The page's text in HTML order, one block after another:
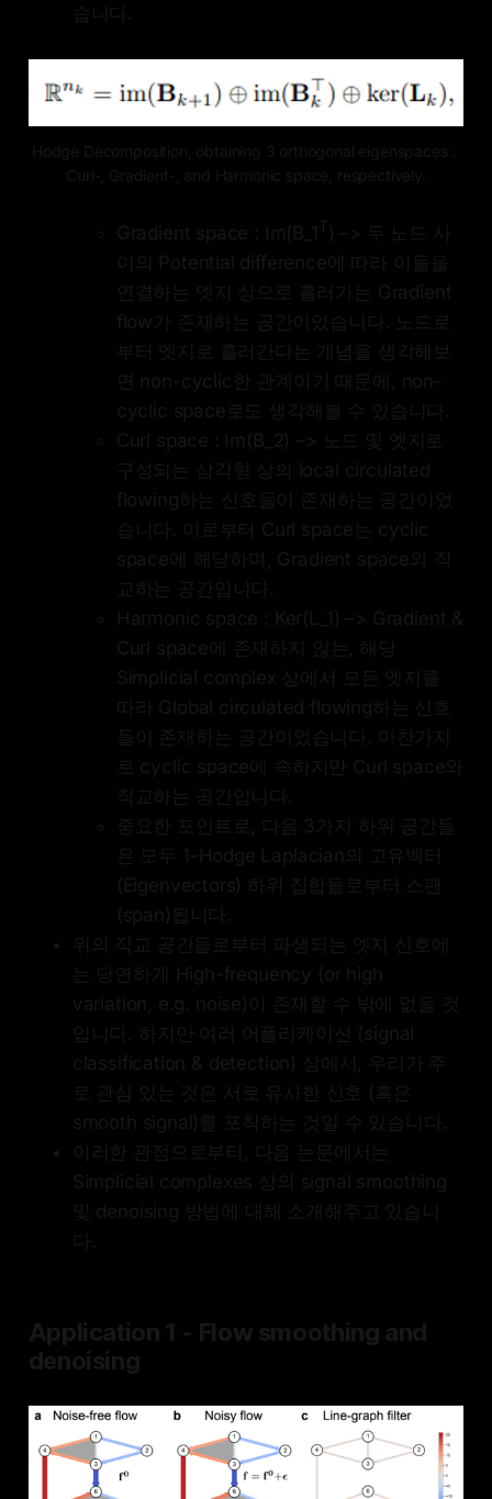
습니다.
Hodge Decomposition, obtaining 3 orthogonal eigenspaces :
Curl-, Gradient-, and Harmonic space, respectively.
Gradient space : Im(B_1 T ) –> 두 노드 사
이의 Potential difference에 따라 이들을
연결하는 엣지 상으로 흘러가는 Gradient
flow가 존재하는 공간이었습니다. 노드로
부터 엣지로 흘러간다는 개념을 생각해보
면 non-cyclic한 관계이기 때문에, non-
cyclic space로도 생각해볼 수 있습니다.
Curl space : Im(B_2) –> 노드 및 엣지로
구성되는 삼각형 상의 local circulated
flowing하는 신호들이 존재하는 공간이었
습니다. 이로부터 Curl space는 cyclic
space에 해당하며, Gradient space와 직
교하는 공간입니다.
Harmonic space : Ker(L_1) –> Gradient &
Curl space에 존재하지 않는, 해당
Simplicial complex 상에서 모든 엣지를
따라 Global circulated flowing하는 신호
들이 존재하는 공간이었습니다. 마찬가지
로 cyclic space에 속하지만 Curl space와
직교하는 공간입니다.
중요한 포인트로, 다음 3가지 하위 공간들
은 모두 1-Hodge Laplacian의 고유벡터
(Eigenvectors) 하위 집합들로부터 스팬
(span)됩니다.
위의 직교 공간들로부터 파생되는 엣지 신호에
는 당연하게 High-frequency (or high
variation, e.g. noise)이 존재할 수 밖에 없을 것
입니다. 하지만 여러 어플리케이션 (signal
classification & detection) 상에서, 우리가 주
로 관심 있는 것은 서로 유사한 신호 (혹은
smooth signal)를 포착하는 것일 수 있습니다.
이러한 관점으로부터, 다음 논문에서는
Simplicial complexes 상의 signal smoothing
및 denoising 방법에 대해 소개해주고 있습니
다.
Application 1 - Flow smoothing and
denoising